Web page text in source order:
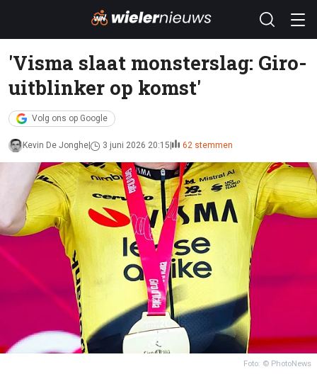
'Visma slaat monsterslag: Giro-
uitblinker op komst'
Volg ons op Google
Kevin De Jonghe 3 juni 2026 20:15 62 stemmen
Foto: © PhotoNews